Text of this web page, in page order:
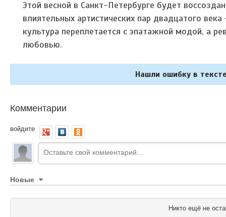
Этой весной в Санкт-Петербурге будет
влиятельных артистических пар двадцатого
культура переплетается с эпатажной модой, а
любовью.
Нашли ошибку в
Комментарии
войдите
Новые
Никто ещё не